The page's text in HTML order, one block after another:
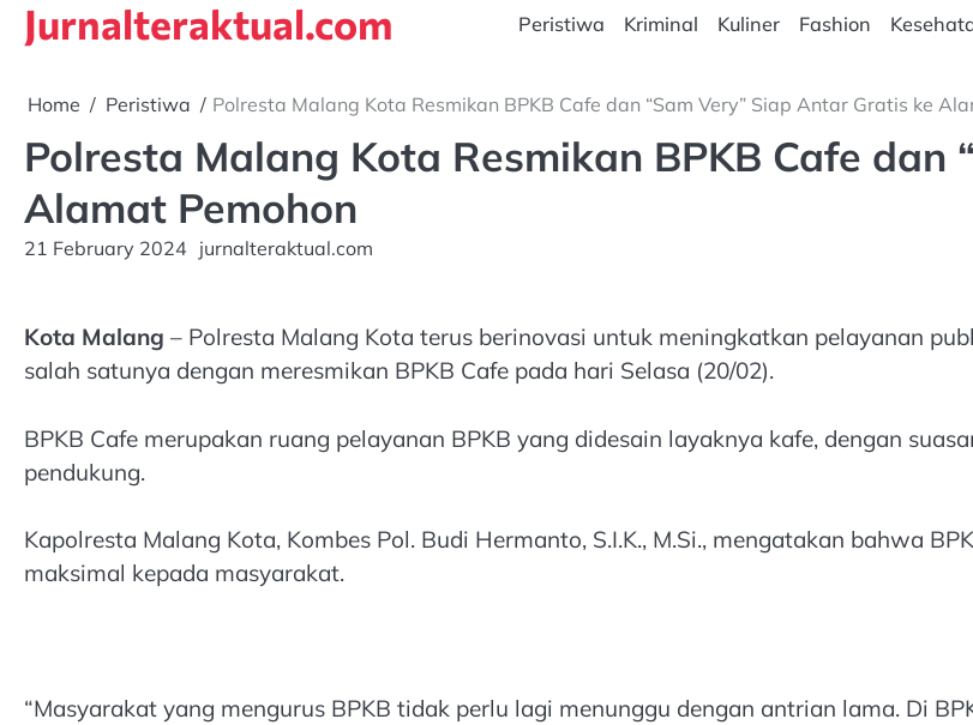
SkipJurnalteraktual.com Peristiwa Kriminal Kuliner Fashion
Home Peristiwa Polresta Malang Kota Resmikan BPKB Cafe dan “Sam Very” Siap Antar Gratis ke
Polresta Malang Kota Resmikan BPKB Cafe dan
Alamat Pemohon
21 February 2024 jurnalteraktual.com
Kota Malang – Polresta Malang Kota terus berinovasi untuk meningkatkan pelayanan
salah satunya dengan meresmikan BPKB Cafe pada hari Selasa (20/02).
BPKB Cafe merupakan ruang pelayanan BPKB yang didesain layaknya kafe, dengan
pendukung.
Kapolresta Malang Kota, Kombes Pol. Budi Hermanto, S.I.K., M.Si., mengatakan bahwa
maksimal kepada masyarakat.
“Masyarakat yang mengurus BPKB tidak perlu lagi menunggu dengan antrian lama. Di